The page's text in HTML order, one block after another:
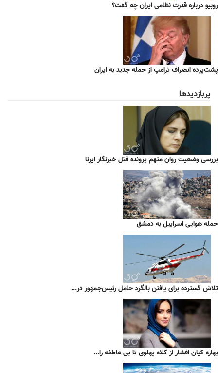
روبیو درباره قدرت نظامی ایران چه گفت؟
پشت‌پرده انصراف ترامپ از حمله جدید به ایران
پربازدیدها
بررسی وضعیت روان متهم پرونده قتل خبرنگار ایرنا
حمله هوایی اسراییل به دمشق
تلاش گسترده برای یافتن بالگرد حامل رئیس‌جمهور در...
بهاره کیان افشار از کلاه پهلوی تا بی عاطفه را...